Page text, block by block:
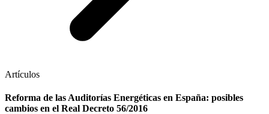
Artículos
Reforma de las Auditorías Energéticas en España: posibles
cambios en el Real Decreto 56/2016